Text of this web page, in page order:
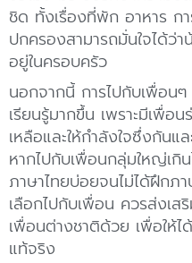
ชิด ทั้งเรื่องที่พัก อาหาร ก
ปกครองสามารถมั่นใจได้ว่
อยู่ในครอบครัว
นอกจากนี้ การไปกับเพื่อน
เรียนรู้มากขึ้น เพราะมีเพื่
เหลือและให้กำลังใจซึ่งกัน
หากไปกับเพื่อนกลุ่มใหญ่เกิ
ภาษาไทยบ่อยจนไม่ได้ฝึก
เลือกไปกับเพื่อน ควรส่งเ
เพื่อนต่างชาติด้วย เพื่อให้ไ
แท้จริง